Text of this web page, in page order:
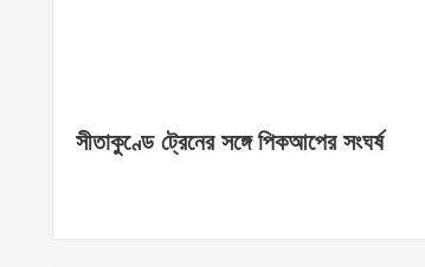
সীতাকুণ্ডে ট্রেনের সঙ্গে পিকআপের সংঘর্ষ